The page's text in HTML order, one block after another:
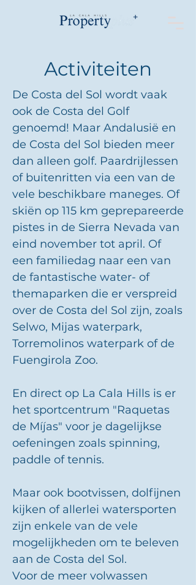
Activiteiten
De Costa del Sol wordt vaak
ook de Costa del Golf
genoemd! Maar Andalusië en
de Costa del Sol bieden meer
dan alleen golf. Paardrijlessen
of buitenritten via een van de
vele beschikbare maneges. Of
skiën op 115 km geprepareerde
pistes in de Sierra Nevada van
eind november tot april. Of
een familiedag naar een van
de fantastische water- of
themaparken die er verspreid
over de Costa del Sol zijn, zoals
Selwo, Mijas waterpark,
Torremolinos waterpark of de
Fuengirola Zoo.
En direct op La Cala Hills is er
het sportcentrum "Raquetas
de Míjas" voor je dagelijkse
oefeningen zoals spinning,
paddle of tennis.
Maar ook bootvissen, dolfijnen
kijken of allerlei watersporten
zijn enkele van de vele
mogelijkheden om te beleven
aan de Costa del Sol.
Voor de meer volwassen